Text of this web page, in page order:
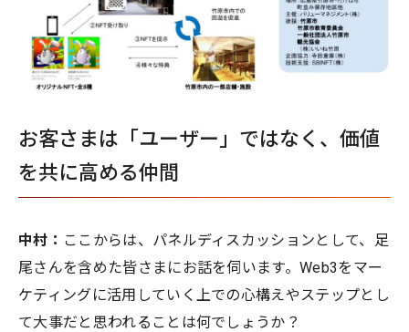
お客さまは「ユーザー」ではなく、価値
を共に高める仲間
中村： ここからは、パネルディスカッションとして、足
尾さんを含めた皆さまにお話を伺います。Web3をマー
ケティングに活用していく上での心構えやステップとし
て大事だと思われることは何でしょうか？